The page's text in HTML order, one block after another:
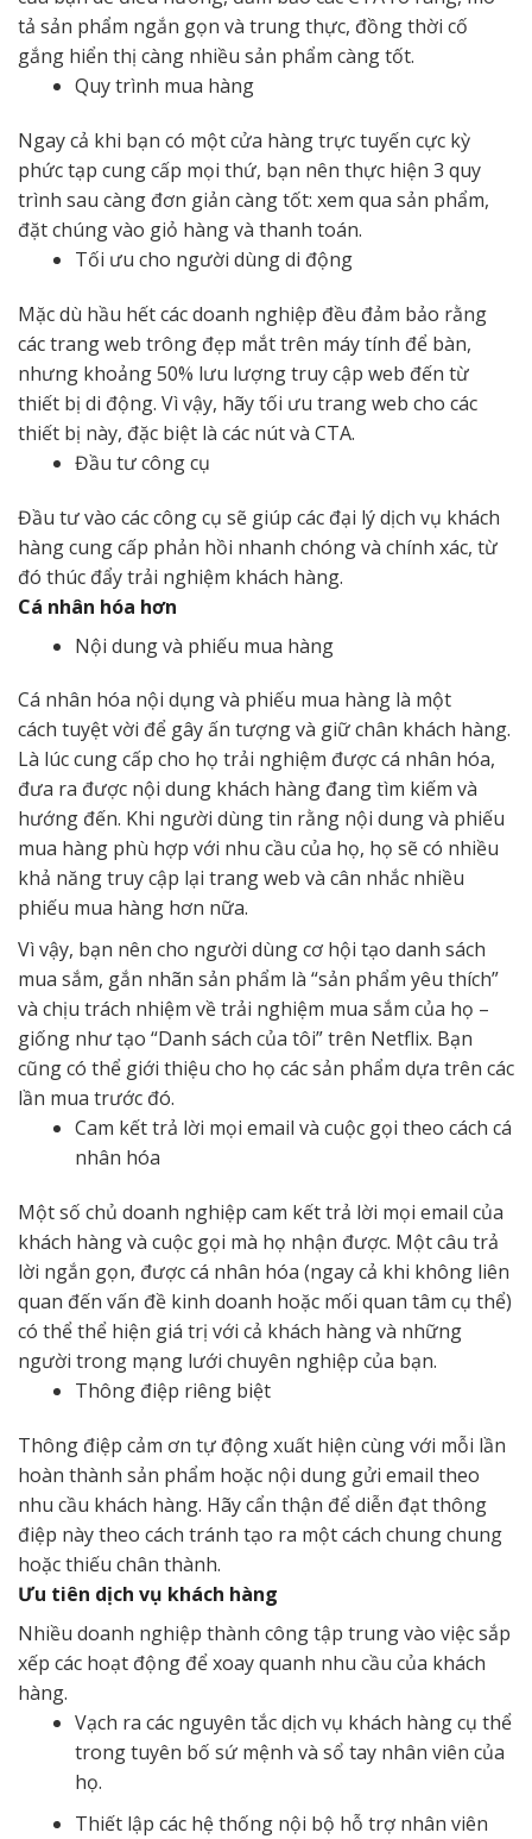
tả sản phẩm ngắn gọn và trung thực, đồng thời cố
gắng hiển thị càng nhiều sản phẩm càng tốt.
Quy trình mua hàng
Ngay cả khi bạn có một cửa hàng trực tuyến cực kỳ
phức tạp cung cấp mọi thứ, bạn nên thực hiện 3 quy
trình sau càng đơn giản càng tốt: xem qua sản phẩm,
đặt chúng vào giỏ hàng và thanh toán.
Tối ưu cho người dùng di động
Mặc dù hầu hết các doanh nghiệp đều đảm bảo rằng
các trang web trông đẹp mắt trên máy tính để bàn,
nhưng khoảng 50% lưu lượng truy cập web đến từ
thiết bị di động. Vì vậy, hãy tối ưu trang web cho các
thiết bị này, đặc biệt là các nút và CTA.
Đầu tư công cụ
Đầu tư vào các công cụ sẽ giúp các đại lý dịch vụ khách
hàng cung cấp phản hồi nhanh chóng và chính xác, từ
đó thúc đẩy trải nghiệm khách hàng.
Cá nhân hóa hơn
Nội dung và phiếu mua hàng
Cá nhân hóa nội dụng và phiếu mua hàng là một
cách tuyệt vời để gây ấn tượng và giữ chân khách hàng.
Là lúc cung cấp cho họ trải nghiệm được cá nhân hóa,
đưa ra được nội dung khách hàng đang tìm kiếm và
hướng đến. Khi người dùng tin rằng nội dung và phiếu
mua hàng phù hợp với nhu cầu của họ, họ sẽ có nhiều
khả năng truy cập lại trang web và cân nhắc nhiều
phiếu mua hàng hơn nữa.
Vì vậy, bạn nên cho người dùng cơ hội tạo danh sách
mua sắm, gắn nhãn sản phẩm là “sản phẩm yêu thích”
và chịu trách nhiệm về trải nghiệm mua sắm của họ –
giống như tạo “Danh sách của tôi” trên Netflix. Bạn
cũng có thể giới thiệu cho họ các sản phẩm dựa trên các
lần mua trước đó.
Cam kết trả lời mọi email và cuộc gọi theo cách cá
nhân hóa
Một số chủ doanh nghiệp cam kết trả lời mọi email của
khách hàng và cuộc gọi mà họ nhận được. Một câu trả
lời ngắn gọn, được cá nhân hóa (ngay cả khi không liên
quan đến vấn đề kinh doanh hoặc mối quan tâm cụ thể)
có thể thể hiện giá trị với cả khách hàng và những
người trong mạng lưới chuyên nghiệp của bạn.
Thông điệp riêng biệt
Thông điệp cảm ơn tự động xuất hiện cùng với mỗi lần
hoàn thành sản phẩm hoặc nội dung gửi email theo
nhu cầu khách hàng. Hãy cẩn thận để diễn đạt thông
điệp này theo cách tránh tạo ra một cách chung chung
hoặc thiếu chân thành.
Ưu tiên dịch vụ khách hàng
Nhiều doanh nghiệp thành công tập trung vào việc sắp
xếp các hoạt động để xoay quanh nhu cầu của khách
hàng.
Vạch ra các nguyên tắc dịch vụ khách hàng cụ thể
trong tuyên bố sứ mệnh và sổ tay nhân viên của
họ.
Thiết lập các hệ thống nội bộ hỗ trợ nhân viên